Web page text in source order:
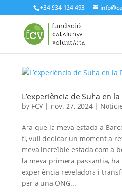
+34 934 124 493
L’experiència de Suha en la
by FCV| nov. 27, 2024|
Ara que la meva estada a
fi, vull dedicar un moment a
meva increïble estada com a
la meva primera passantia,
experiència reveladora i
per a una ONG...